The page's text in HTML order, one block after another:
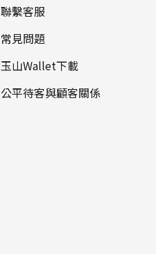
聯繫客服
常見問題
玉山Wallet下載
公平待客與顧客關係